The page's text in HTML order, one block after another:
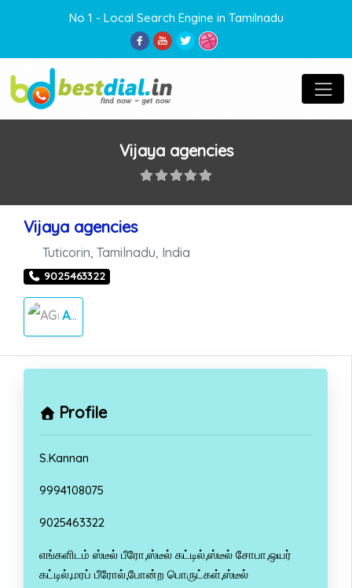
No 1 - Local Search Engine in Tamilnadu
Vijaya agencies
Vijaya agencies
Tuticorin Tamilnadu India
9025463322
AGENCY
Profile
S.Kannan
9994108075
9025463322
எங்களிடம் ஸ்டீல் பீரோ,ஸ்டீல் கட்டில்,ஸ்டீல் சோபா,ஒயர்
கட்டில்,மரப் பீரோல்,போன்ற பொருட்கள்,ஸ்டீல்